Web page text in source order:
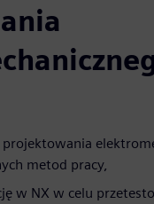
metod pracy,
w NX w celu